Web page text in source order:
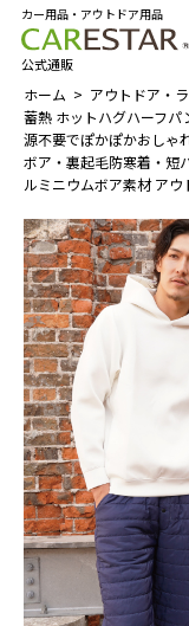
カー用品・アウトドア用品
公式通販
ホーム
アウトドア・
蓄熱 ホットハグハーフ
源不要でぽかぽかおしゃ
ボア・裏起毛防寒着・短
ルミニウムボア素材 アウ